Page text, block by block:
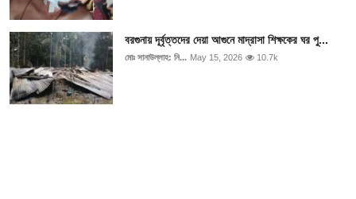
বরগুনায় দূর্বৃত্তদের দেয়া আগুনে মাদ্রাসা শিক্ষকের ঘর পু...
মোঃ সানাউল্লাহ: নি... May 15, 2026 10.7k